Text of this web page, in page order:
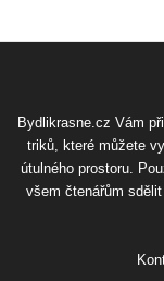
Bydlikrasne.cz Vám
triků, které můžete
útulného prostoru.
všem čtenářům